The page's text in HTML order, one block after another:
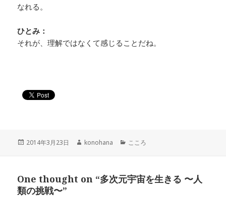
なれる。
ひとみ：
それが、理解ではなくて感じることだね。
投
2014年3月23日
作
konohana
カ
ー
こころ
One thought on “多次元宇宙を生きる 〜人
類の挑戦〜”